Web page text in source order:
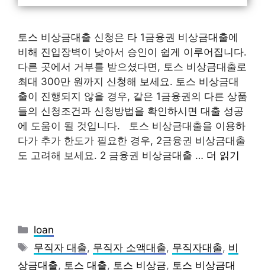
토스 비상금대출 신청은 타 1금융권 비상금대출에
비해 진입장벽이 낮아서 승인이 쉽게 이루어집니다.
다른 곳에서 거부를 받으셨다면, 토스 비상금대출로
최대 300만 원까지 신청해 보세요. 토스 비상금대
출이 진행되지 않을 경우, 같은 1금융권의 다른 상품
들의 신청조건과 신청방법을 확인하시면 대출 성공
에 도움이 될 것입니다. 토스 비상금대출을 이용하
다가 추가 한도가 필요한 경우, 2금융권 비상금대출
도 고려해 보세요. 2 금융권 비상금대출 … 더 읽기
카
테
고
loan
태
그
무직자 대출, 무직자 소액대출, 무직자대출, 비
상금대출, 토스 대출, 토스 비상금, 토스 비상금대